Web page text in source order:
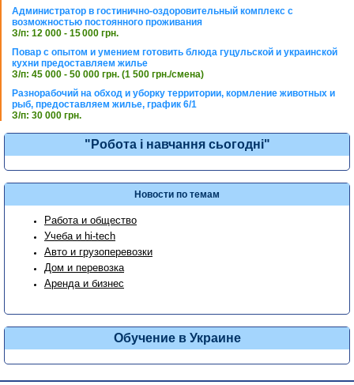
Администратор в гостинично-оздоровительный комплекс с
возможностью постоянного проживания
З/п: 12 000 - 15 000 грн.
Повар с опытом и умением готовить блюда гуцульской и украинской
кухни предоставляем жилье
З/п: 45 000 - 50 000 грн. (1 500 грн./смена)
Разнорабочий на обход и уборку территории, кормление животных и
рыб, предоставляем жилье, график 6/1
З/п: 30 000 грн.
"Робота і навчання сьогодні"
Новости по темам
Работа и общество
Учеба и hi-tech
Авто и грузоперевозки
Дом и перевозка
Аренда и бизнес
Обучение в Украине